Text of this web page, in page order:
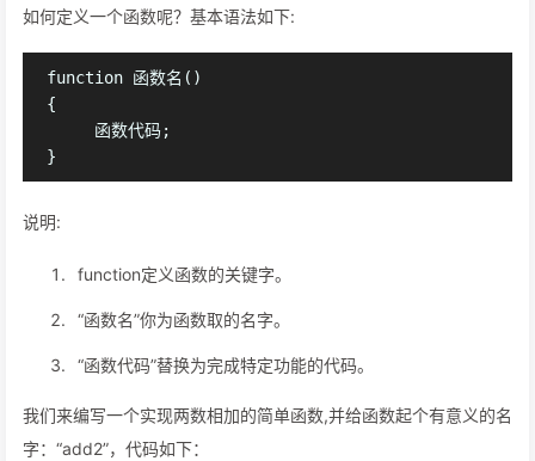
如何定义一个函数呢？基本语法如下:
function 函数名()
{
     函数代码;
说明:
function定义函数的关键字。
“函数名”你为函数取的名字。
“函数代码”替换为完成特定功能的代码。
我们来编写一个实现两数相加的简单函数,并给函数起个有意义的名
字：“add2”，代码如下：